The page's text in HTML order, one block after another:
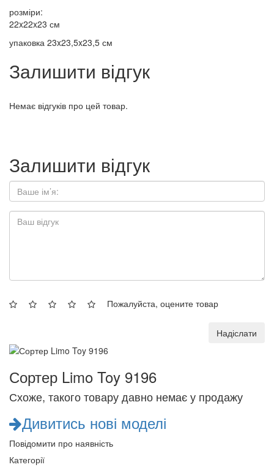
розміри:
22x22x23 см
упаковка 23x23,5x23,5 см
Залишити відгук
Немає відгуків про цей товар.
Залишити відгук
Пожалуйста, оцените товар
Надіслати
Сортер Limo Toy 9196
Схоже, такого товару давно немає у продажу
Дивитись нові моделі
Повідомити про наявність
Категорії